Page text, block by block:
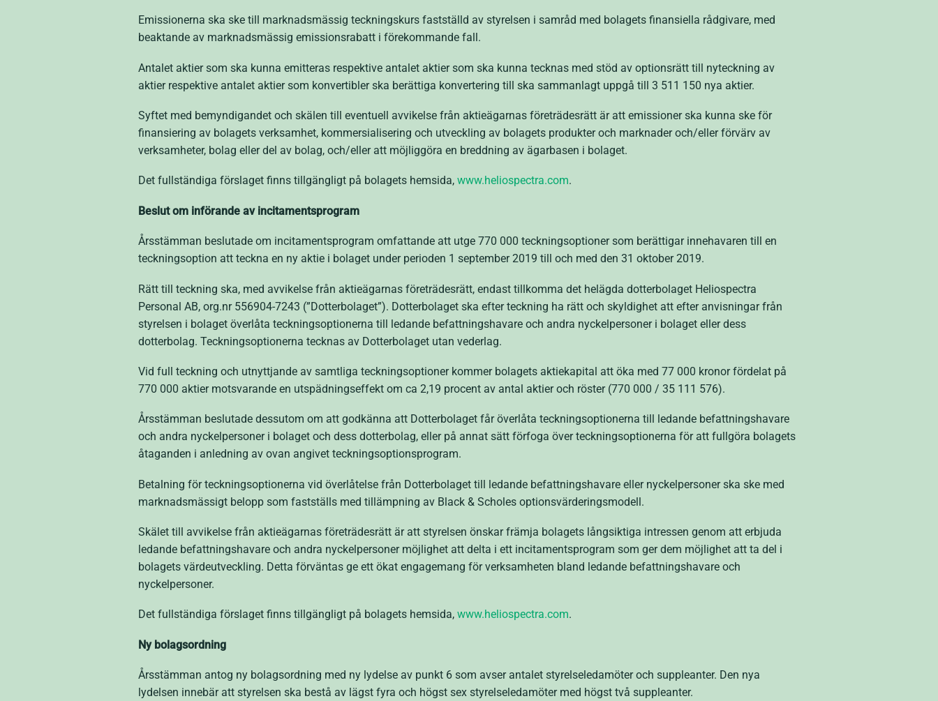
Emissionerna ska ske till marknadsmässig teckningskurs fastställd av styrelsen i samråd med bolagets finansiella rådgivare, med
beaktande av marknadsmässig emissionsrabatt i förekommande fall.
Antalet aktier som ska kunna emitteras respektive antalet aktier som ska kunna tecknas med stöd av optionsrätt till nyteckning av
aktier respektive antalet aktier som konvertibler ska berättiga konvertering till ska sammanlagt uppgå till 3 511 150 nya aktier.
Syftet med bemyndigandet och skälen till eventuell avvikelse från aktieägarnas företrädesrätt är att emissioner ska kunna ske för
finansiering av bolagets verksamhet, kommersialisering och utveckling av bolagets produkter och marknader och/eller förvärv av
verksamheter, bolag eller del av bolag, och/eller att möjliggöra en breddning av ägarbasen i bolaget.
Det fullständiga förslaget finns tillgängligt på bolagets hemsida, www.heliospectra.com.
Beslut om införande av incitamentsprogram
Årsstämman beslutade om incitamentsprogram omfattande att utge 770 000 teckningsoptioner som berättigar innehavaren till en
teckningsoption att teckna en ny aktie i bolaget under perioden 1 september 2019 till och med den 31 oktober 2019.
Rätt till teckning ska, med avvikelse från aktieägarnas företrädesrätt, endast tillkomma det helägda dotterbolaget Heliospectra
Personal AB, org.nr 556904-7243 (”Dotterbolaget”). Dotterbolaget ska efter teckning ha rätt och skyldighet att efter anvisningar från
styrelsen i bolaget överlåta teckningsoptionerna till ledande befattningshavare och andra nyckelpersoner i bolaget eller dess
dotterbolag. Teckningsoptionerna tecknas av Dotterbolaget utan vederlag.
Vid full teckning och utnyttjande av samtliga teckningsoptioner kommer bolagets aktiekapital att öka med 77 000 kronor fördelat på
770 000 aktier motsvarande en utspädningseffekt om ca 2,19 procent av antal aktier och röster (770 000 / 35 111 576).
Årsstämman beslutade dessutom om att godkänna att Dotterbolaget får överlåta teckningsoptionerna till ledande befattningshavare
och andra nyckelpersoner i bolaget och dess dotterbolag, eller på annat sätt förfoga över teckningsoptionerna för att fullgöra bolagets
åtaganden i anledning av ovan angivet teckningsoptionsprogram.
Betalning för teckningsoptionerna vid överlåtelse från Dotterbolaget till ledande befattningshavare eller nyckelpersoner ska ske med
marknadsmässigt belopp som fastställs med tillämpning av Black & Scholes optionsvärderingsmodell.
Skälet till avvikelse från aktieägarnas företrädesrätt är att styrelsen önskar främja bolagets långsiktiga intressen genom att erbjuda
ledande befattningshavare och andra nyckelpersoner möjlighet att delta i ett incitamentsprogram som ger dem möjlighet att ta del i
bolagets värdeutveckling. Detta förväntas ge ett ökat engagemang för verksamheten bland ledande befattningshavare och
nyckelpersoner.
Det fullständiga förslaget finns tillgängligt på bolagets hemsida, www.heliospectra.com.
Ny bolagsordning
Årsstämman antog ny bolagsordning med ny lydelse av punkt 6 som avser antalet styrelseledamöter och suppleanter. Den nya
lydelsen innebär att styrelsen ska bestå av lägst fyra och högst sex styrelseledamöter med högst två suppleanter.